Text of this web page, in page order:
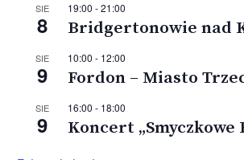
SIE
8
19:00 -21:00
Bridgertonowie nad
SIE
9
10:00 - 12:00
Fordon – Miasto
SIE
9
16:00 - 18:00
Koncert „Smyczkowe